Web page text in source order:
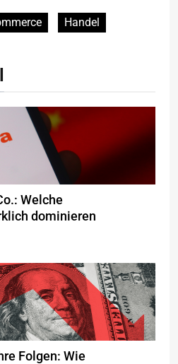
Handel
Welche
dominieren
Folgen: Wie